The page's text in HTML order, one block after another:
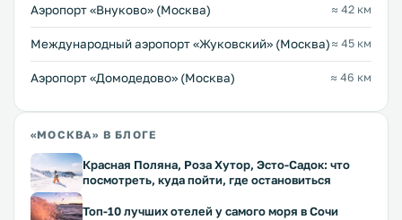
Аэропорт «Внуково» (Москва) ≈ 42 км
Международный аэропорт «Жуковский» (Москва) ≈ 45 км
Аэропорт «Домодедово» (Москва) ≈ 46 км
«МОСКВА» В БЛОГЕ
Красная Поляна, Роза Хутор, Эсто-Садок: что
посмотреть, куда пойти, где остановиться
Топ-10 лучших отелей у самого моря в Сочи